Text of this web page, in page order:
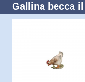
Gallina becca